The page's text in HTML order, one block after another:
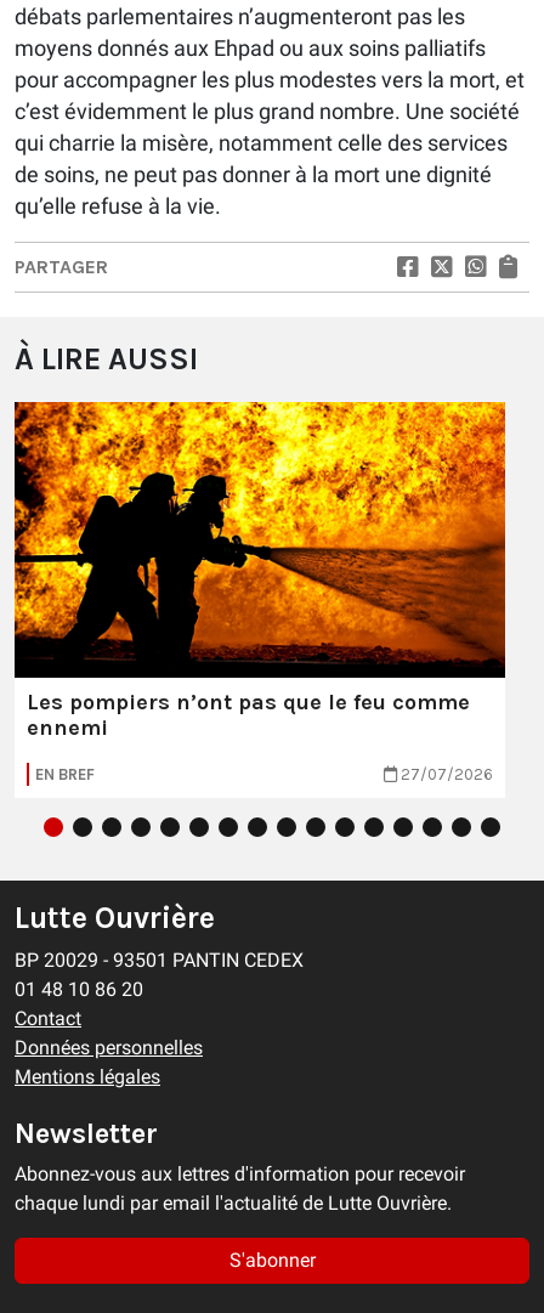
débats parlementaires n’augmenteront pas les
moyens donnés aux Ehpad ou aux soins palliatifs
pour accompagner les plus modestes vers la mort, et
c’est évidemment le plus grand nombre. Une société
qui charrie la misère, notamment celle des services
de soins, ne peut pas donner à la mort une dignité
qu’elle refuse à la vie.
PARTAGER
À LIRE AUSSI
Les pompiers n’ont pas que le feu comme
ennemi
EN BREF 27/07/2026
Lutte Ouvrière
BP 20029 - 93501 PANTIN CEDEX
01 48 10 86 20
Contact
Données personnelles
Mentions légales
Newsletter
Abonnez-vous aux lettres d'information pour recevoir
chaque lundi par email l'actualité de Lutte Ouvrière.
S'abonner